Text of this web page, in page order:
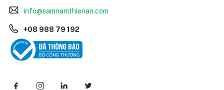
info@samnamthienan.com
+08 988 79 192